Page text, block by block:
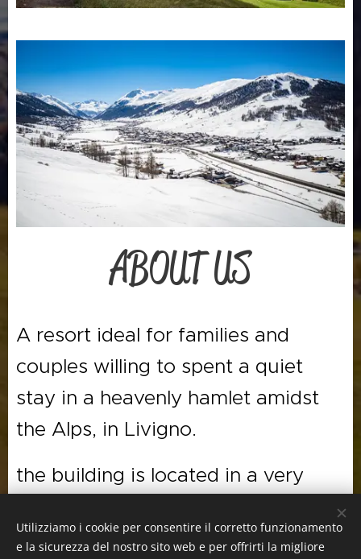
ABOUT US
A resort ideal for families and
couples willing to spent a quiet
stay in a heavenly hamlet amidst
the Alps, in Livigno.
the building is located in a very
to the city center. this apartment is
Utilizziamo i cookie per consentire il corretto funzionamento
e la sicurezza del nostro sito web e per offrirti la migliore